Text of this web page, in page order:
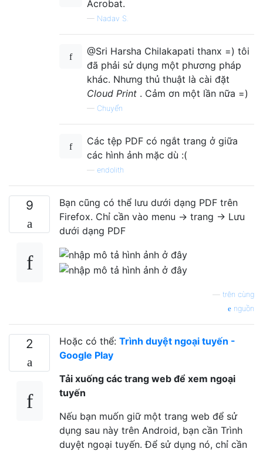
Acrobat.
— Nadav S.
@Sri Harsha Chilakapati thanx =) tôi
đã phải sử dụng một phương pháp
khác. Nhưng thủ thuật là cài đặt
Cloud Print . Cảm ơn một lần nữa =)
— Chuyển
Các tệp PDF có ngắt trang ở giữa
các hình ảnh mặc dù :(
endolith
9
Bạn cũng có thể lưu dưới dạng PDF trên
Firefox. Chỉ cần vào menu -> trang -> Lưu
dưới dạng PDF
trên cùng
nguồn
2 Hoặc có thể: Trình duyệt ngoại tuyến -
Google Play
Tải xuống các trang web để xem ngoại
tuyến
Nếu bạn muốn giữ một trang web để sử
dụng sau này trên Android, bạn cần Trình
duyệt ngoại tuyến. Để sử dụng nó, chỉ cần